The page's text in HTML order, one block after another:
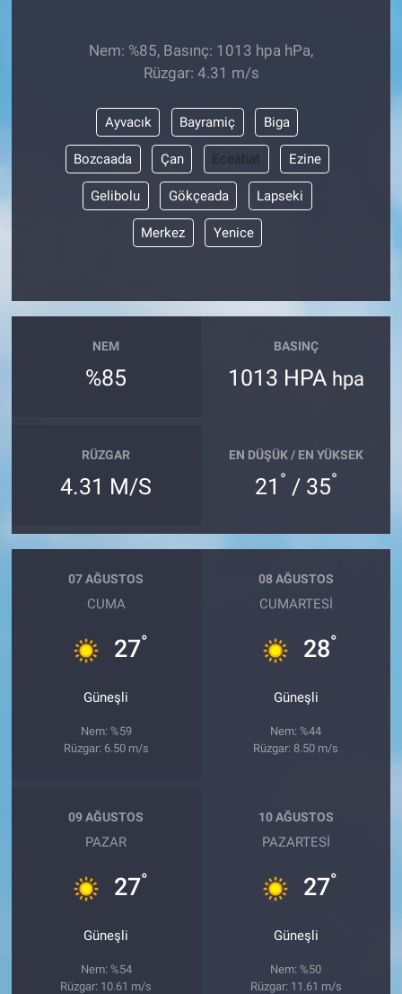
Nem: %85, Basınç: 1013 hpa hPa,
Rüzgar: 4.31 m/s
Ayvacık Bayramiç Biga
Bozcaada Çan Eceabat Ezine
Gelibolu Gökçeada Lapseki
Merkez Yenice
NEM
%85
BASINÇ
1013 HPA hpa
RÜZGAR
4.31 M/S
EN DÜŞÜK / EN YÜKSEK
21 ° / 35°
07 AĞUSTOS
CUMA
27°
Güneşli
Nem: %59
Rüzgar: 6.50 m/s
08 AĞUSTOS
CUMARTESI
28°
Güneşli
Nem: %44
Rüzgar: 8.50 m/s
09 AĞUSTOS
PAZAR
27°
Güneşli
Nem: %54
Rüzgar: 10.61 m/s
10 AĞUSTOS
PAZARTESI
27°
Güneşli
Nem: %50
Rüzgar: 11.61 m/s